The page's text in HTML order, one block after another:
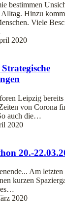
bestimmen
Alltag. Hinzu
Viele
2020
Leipzig
von Corona
auch die…
2020
20.-
Am
kurzen
es…
2020